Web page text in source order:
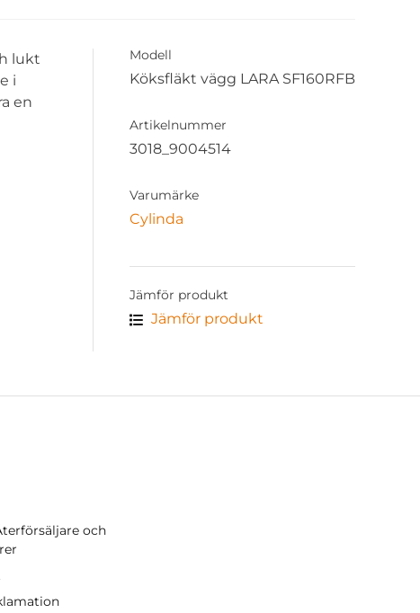
lukt
i
en
Modell
Köksfläkt vägg LARA SF160RFB
Artikelnummer
3018_9004514
Varumärke
Cylinda
Jämför produkt
Jämför produkt
och